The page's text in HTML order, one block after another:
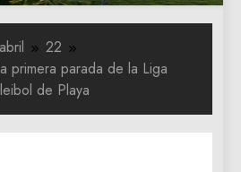
abril
22
primera parada de la Liga
de Playa